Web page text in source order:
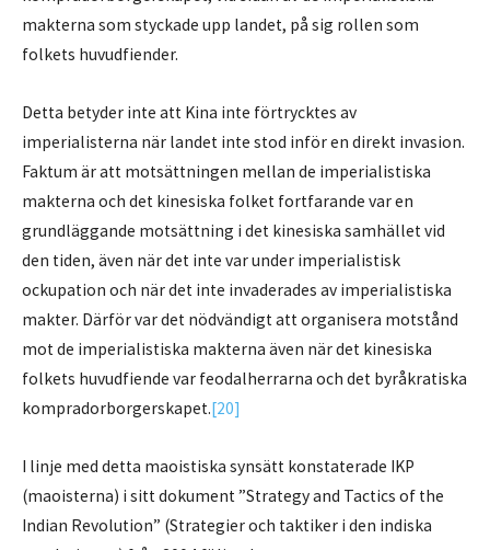
makterna som styckade upp landet, på sig rollen som
folkets huvudfiender.
Detta betyder inte att Kina inte förtrycktes av
imperialisterna när landet inte stod inför en direkt invasion.
Faktum är att motsättningen mellan de imperialistiska
makterna och det kinesiska folket fortfarande var en
grundläggande motsättning i det kinesiska samhället vid
den tiden, även när det inte var under imperialistisk
ockupation och när det inte invaderades av imperialistiska
makter. Därför var det nödvändigt att organisera motstånd
mot de imperialistiska makterna även när det kinesiska
folkets huvudfiende var feodalherrarna och det byråkratiska
kompradorborgerskapet.[20]
I linje med detta maoistiska synsätt konstaterade IKP
(maoisterna) i sitt dokument ”Strategy and Tactics of the
Indian Revolution” (Strategier och taktiker i den indiska